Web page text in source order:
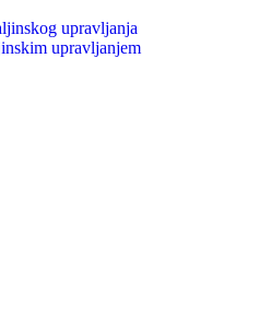
upravljanja
upravljanjem